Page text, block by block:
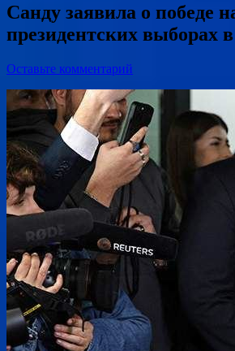
Санду заявила о победе
президентских выборах
Оставьте комментарий